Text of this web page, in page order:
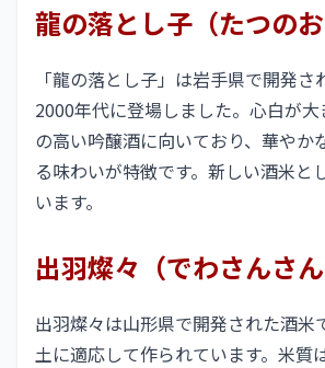
龍の落とし子（たつのお
「龍の落とし子」は岩手県で開発さ
2000年代に登場しました。心白が
の高い吟醸酒に向いており、華やか
る味わいが特徴です。新しい酒米と
います。
出羽燦々（でわさんさん
出羽燦々は山形県で開発された酒米
土に適応して作られています。米質